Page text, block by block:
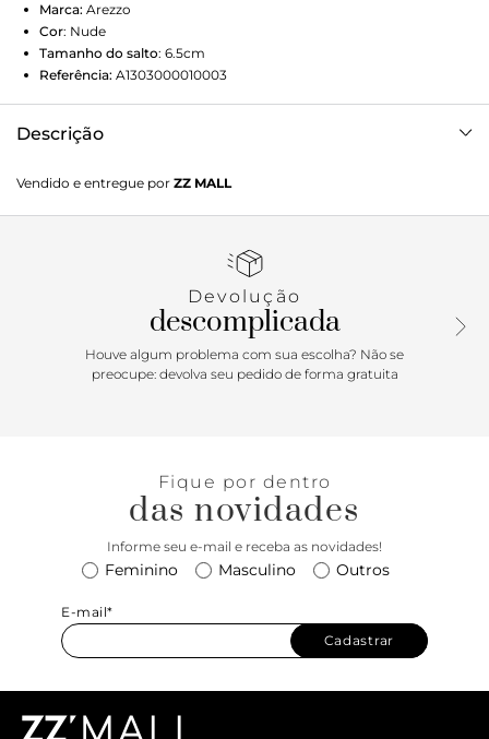
Marca: Arezzo
Cor: Nude
Tamanho do salto: 6.5cm
Referência: A1303000010003
Descrição
médio fino e bico fino. Aberto atrás, possui recorte
arredondado no cabedal e aplicação de bridão metálico
pelas laterais e contorna o calcanhar. Com palmilha bege e
Vendido e entregue por ZZ MALL
Devolução
descomplicada
Houve algum problema com sua escolha? Não se
preocupe: devolva seu pedido de forma gratuita
Fique por dentro
das novidades
Informe seu e-mail e receba as novidades!
Feminino Masculino Outros
E-mail*
Cadastrar